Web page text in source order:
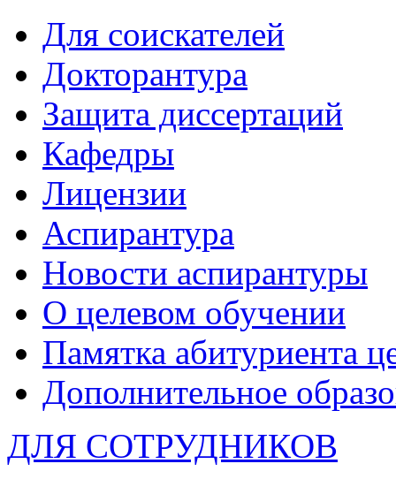
Для соискателей
Докторантура
Защита диссертаций
Кафедры
Лицензии
Аспирантура
Новости аспирантуры
О целевом обучении
Памятка абитуриента
Дополнительное
ДЛЯ СОТРУДНИКОВ